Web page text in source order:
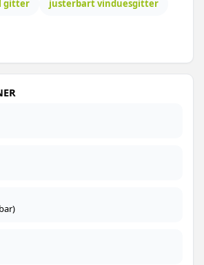
gitter
justerbart vinduesgitter
- 1 stk - 3 tværstænger